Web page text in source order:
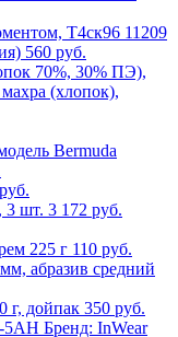
560 руб.
3 172 руб.
110 руб.
350 руб.